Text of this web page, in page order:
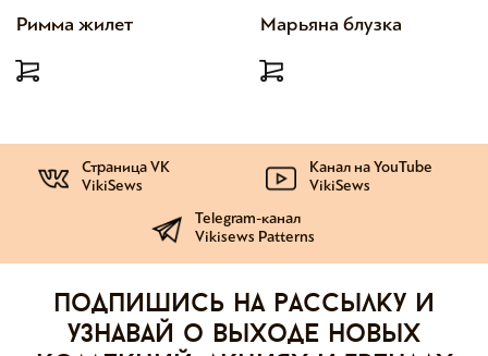
Римма жилет Марьяна блузка
Страница VK
VikiSews
Канал на YouTube
VikiSews
Telegram-канал
Vikisews Patterns
Подпишись на рассылку и
узнавай о выходе новых